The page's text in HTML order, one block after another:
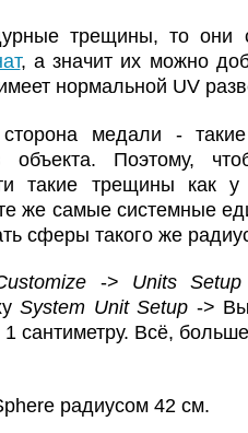
трещины, то они
, а значит их можно
нормальной UV
медали -
объекта. Поэтому,
такие трещины как
же самые системные
сферы такого же
-> Units Setup
System Unit Setup ->
сантиметру. Всё,
радиусом 42 см.